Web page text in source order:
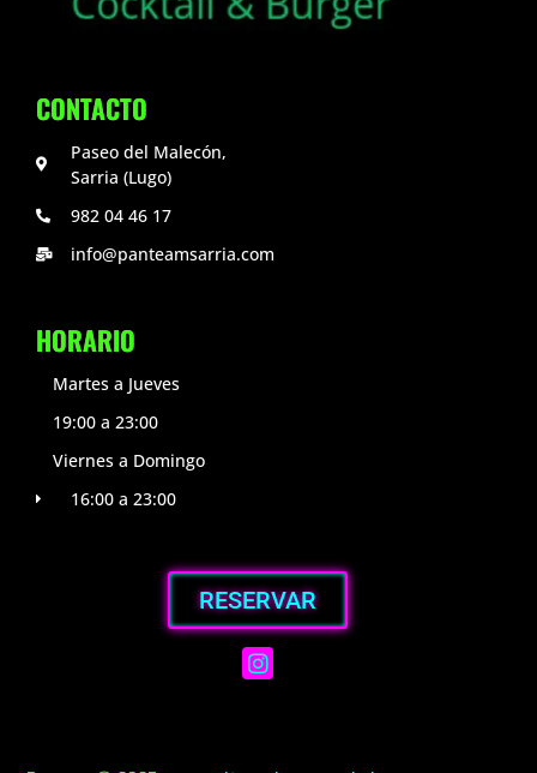
CONTACTO
Paseo del Malecón,
Sarria (Lugo)
982 04 46 17
info@panteamsarria.com
HORARIO
Martes a Jueves
19:00 a 23:00
Viernes a Domingo
16:00 a 23:00
RESERVAR